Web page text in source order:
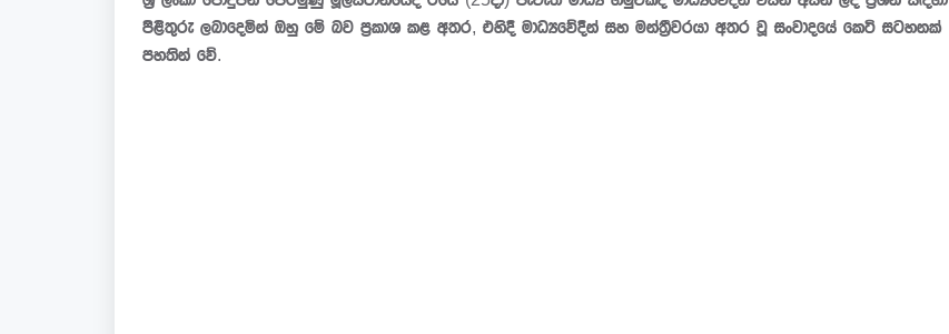
පිළිතුරු ලබාදෙමින් ඔහු මේ බව ප්‍රකාශ කළ අතර, එහිදී මාධ්‍යවේදීන් සහ මන්ත්‍රීවරයා අතර වූ සංවාදයේ කෙටි සටහනක්
පහතින් වේ.